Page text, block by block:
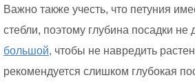
Важно также учесть, что петуния
стебли, поэтому глубина посадки
большой, чтобы не навредить
рекомендуется слишком глубокая